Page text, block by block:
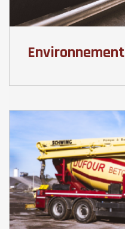
Environnement